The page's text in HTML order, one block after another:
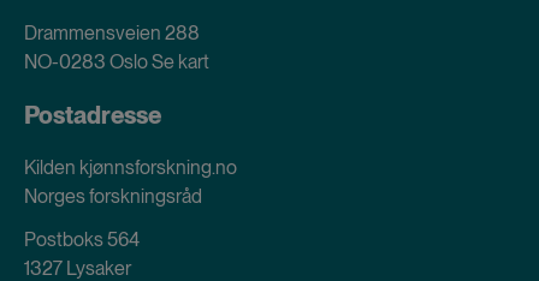
Drammensveien 288
NO-0283 OsloSe kart
Postadresse
Kilden kjønnsforskning.no
Norges forskningsråd
Postboks 564
1327 Lysaker